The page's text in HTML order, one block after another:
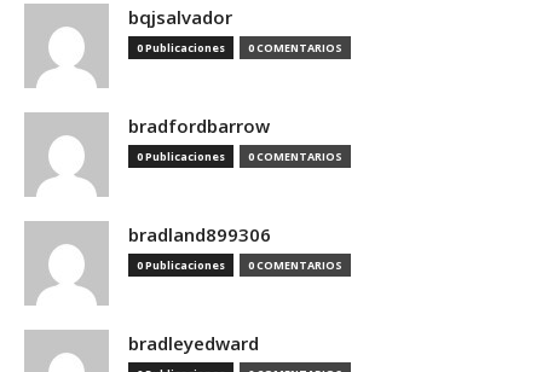
bqjsalvador
0 Publicaciones 0 COMENTARIOS
bradfordbarrow
0 Publicaciones 0 COMENTARIOS
bradland899306
0 Publicaciones 0 COMENTARIOS
bradleyedward